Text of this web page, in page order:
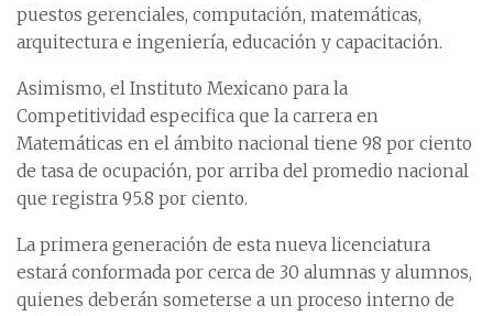
puestos gerenciales, computación, matemáticas,
arquitectura e ingeniería, educación y capacitación.
Asimismo, el Instituto Mexicano para la
Competitividad especifica que la carrera en
Matemáticas en el ámbito nacional tiene 98 por ciento
de tasa de ocupación, por arriba del promedio nacional
que registra 95.8 por ciento.
La primera generación de esta nueva licenciatura
estará conformada por cerca de 30 alumnas y alumnos,
quienes deberán someterse a un proceso interno de